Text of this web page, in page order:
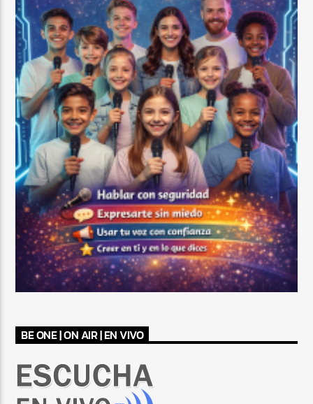
BE ONE | ON AIR | EN VIVO